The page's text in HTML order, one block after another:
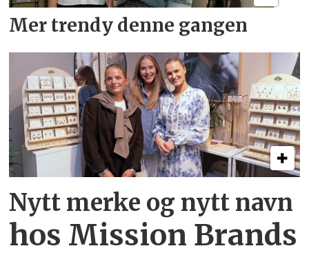
Mer trendy denne gangen
Nytt merke og nytt navn
hos Mission Brands